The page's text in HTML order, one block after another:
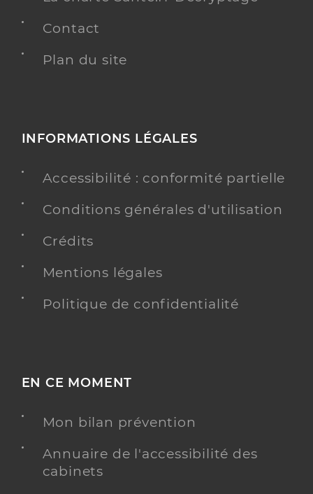
Contact
Plan du site
INFORMATIONS LÉGALES
Accessibilité : conformité partielle
Conditions générales d'utilisation
Crédits
Mentions légales
Politique de confidentialité
EN CE MOMENT
Mon bilan prévention
Annuaire de l'accessibilité des
cabinets